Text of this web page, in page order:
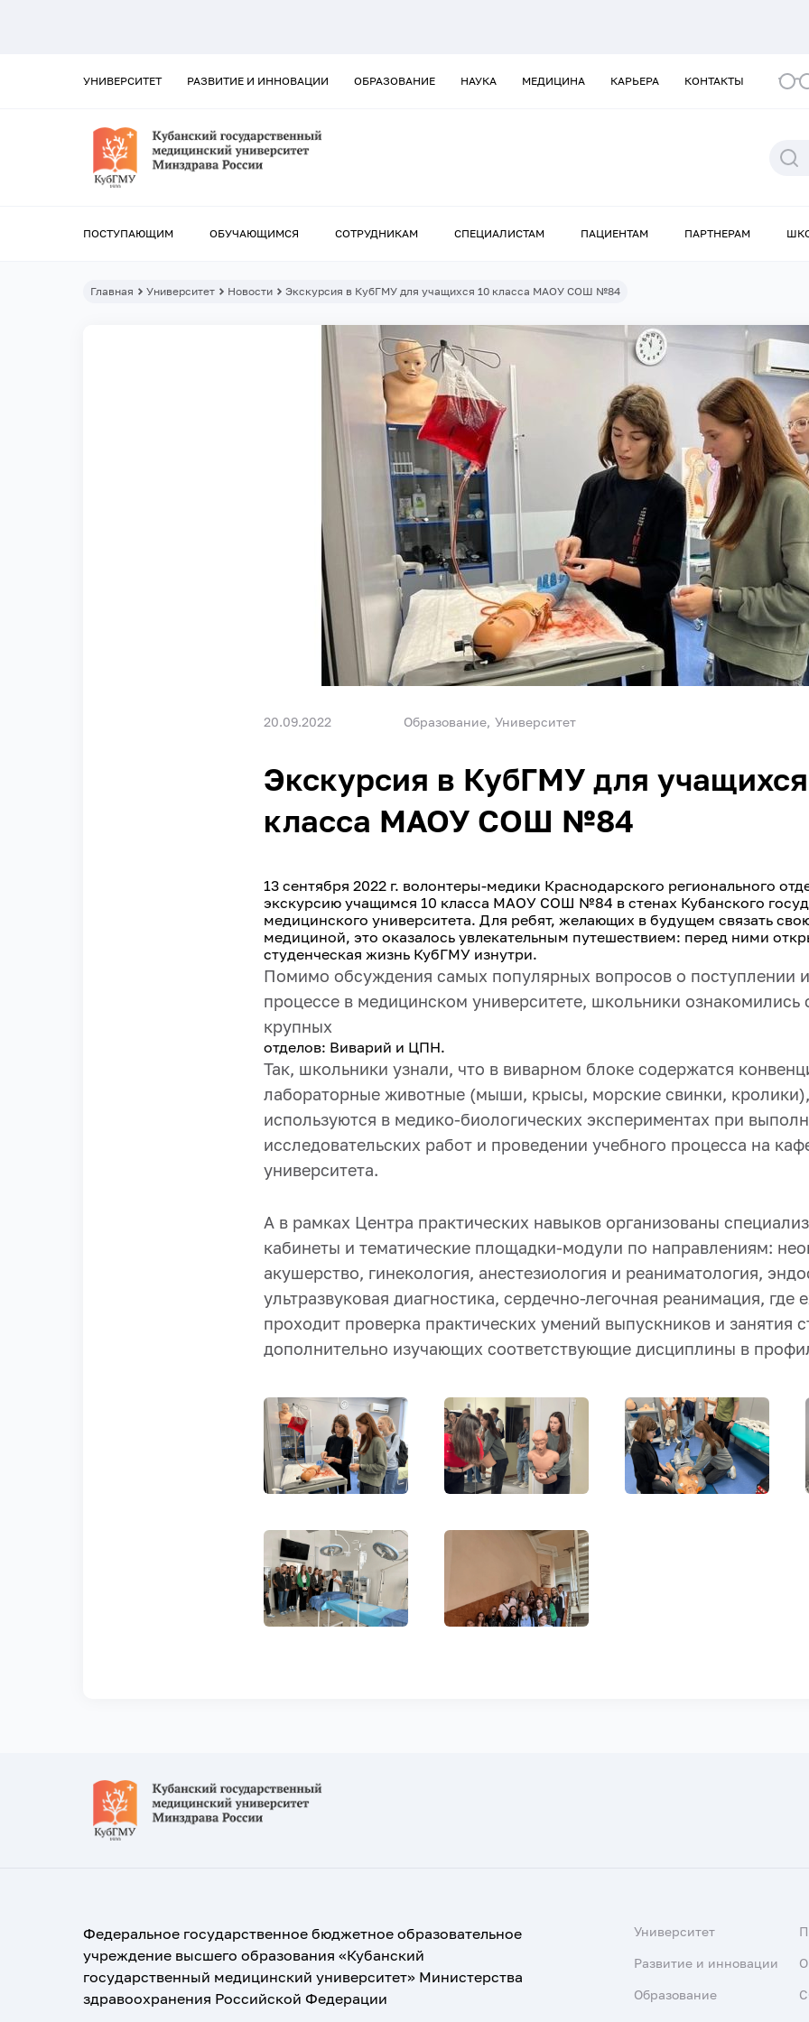
УНИВЕРСИТЕТ РАЗВИТИЕ И ИННОВАЦИИ ОБРАЗОВАНИЕ НАУКА МЕДИЦИНА КАРЬЕРА КОНТАКТЫ
ПОСТУПАЮЩИМ ОБУЧАЮЩИМСЯ СОТРУДНИКАМ СПЕЦИАЛИСТАМ ПАЦИЕНТАМ ПАРТНЕРАМ
Главная Университет Новости Экскурсия в КубГМУ для учащихся 10 класса МАОУ СОШ №84
20.09.2022 Образование Университет
Экскурсия в КубГМУ для
класса МАОУ СОШ №84
13 сентября 2022 г. волонтеры-медики Краснодарского регионального
экскурсию учащимся 10 класса МАОУ СОШ №84 в стенах Кубанского
медицинского университета. Для ребят, желающих в будущем связать
медициной, это оказалось увлекательным путешествием: перед ними
студенческая жизнь КубГМУ изнутри.
Помимо обсуждения самых популярных вопросов о поступлении
процессе в медицинском университете, школьники ознакомились
крупных
отделов: Виварий и ЦПН.
Так, школьники узнали, что в виварном блоке содержатся
лабораторные животные (мыши, крысы, морские свинки,
используются в медико-биологических экспериментах при
исследовательских работ и проведении учебного процесса на
университета.
А в рамках Центра практических навыков организованы
кабинеты и тематические площадки-модули по направлениям:
акушерство, гинекология, анестезиология и реаниматология,
ультразвуковая диагностика, сердечно-легочная реанимация, где
проходит проверка практических умений выпускников и занятия
дополнительно изучающих соответствующие дисциплины в
Федеральное государственное бюджетное образовательное
учреждение высшего образования «Кубанский
государственный медицинский университет» Министерства
здравоохранения Российской Федерации
Университет
Развитие и инновации
Образование